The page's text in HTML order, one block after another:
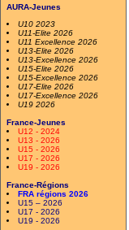
AURA-Jeunes
U10 2023
U11-Elite 2026
U11 Excellence 2026
U13-Elite 2026
U13-Excellence 2026
U15-Elite 2026
U15-Excellence 2026
U17-Elite 2026
U17-Excellence 2026
U19 2026
France-Jeunes
U12 - 2024
U13 - 2026
U15 - 2026
U17 - 2026
U19 - 2026
France-Régions
FRA régions 2026
U15 – 2026
U17 - 2026
U19 - 2026